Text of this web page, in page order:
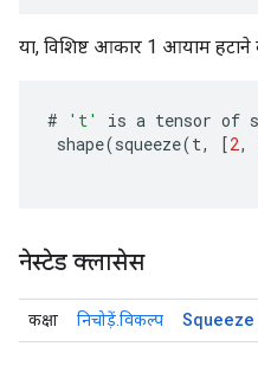
या, विशिष्ट आकार 1 आयाम हटाने
# 't' is a tensor of
shape(squeeze(t, [2,
नेस्टेड क्लासेस
कक्षा निचोड़ें.विकल्प Squeeze